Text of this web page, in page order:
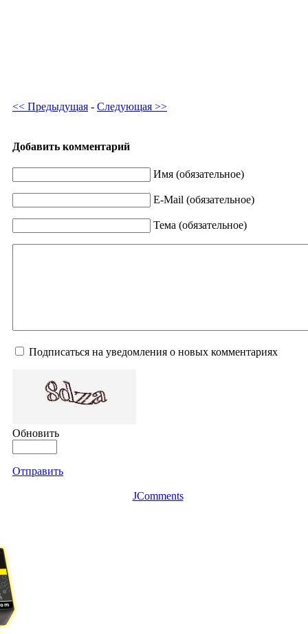
<< Предыдущая - Следующая >>
Добавить комментарий
Имя (обязательное)
E-Mail (обязательное)
Тема (обязательное)
Подписаться на уведомления о новых комментариях
Обновить
Отправить
JComments